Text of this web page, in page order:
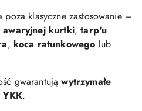
poza klasyczne zastosowanie –
awaryjnej kurtki,tarp'u
, koca ratunkowego lub
gwarantująwytrzymałe
.